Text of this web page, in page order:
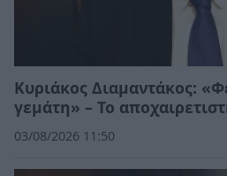
Κυριάκος Διαμαντάκος:
γεμάτη» – Το
03/08/2026 11:50